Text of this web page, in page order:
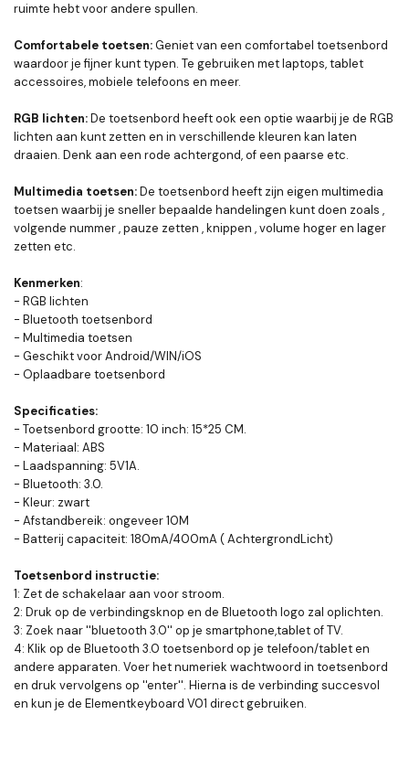
ruimte hebt voor andere spullen.
Comfortabele toetsen:Geniet van een comfortabel toetsenbord
waardoor je fijner kunt typen. Te gebruiken met laptops, tablet
accessoires, mobiele telefoons en meer.
RGB lichten:De toetsenbord heeft ook een optie waarbij je de RGB
lichten aan kunt zetten en in verschillende kleuren kan laten
draaien. Denk aan een rode achtergond, of een paarse etc.
Multimedia toetsen:De toetsenbord heeft zijn eigen multimedia
toetsen waarbij je sneller bepaalde handelingen kunt doen zoals ,
volgende nummer , pauze zetten , knippen , volume hoger en lager
zetten etc.
Kenmerken:
- RGB lichten
- Bluetooth toetsenbord
- Multimedia toetsen
- Geschikt voor Android/WIN/iOS
- Oplaadbare toetsenbord
Specificaties:
- Toetsenbord grootte: 10 inch: 15*25 CM.
- Materiaal: ABS
- Laadspanning: 5V1A.
- Bluetooth: 3.0.
- Kleur: zwart
- Afstandbereik: ongeveer 10M
- Batterij capaciteit: 180mA/400mA ( AchtergrondLicht)
Toetsenbord instructie:
1: Zet de schakelaar aan voor stroom.
2: Druk op de verbindingsknop en de Bluetooth logo zal oplichten.
3: Zoek naar ''bluetooth 3.0'' op je smartphone,tablet of TV.
4: Klik op de Bluetooth 3.0 toetsenbord op je telefoon/tablet en
andere apparaten. Voer het numeriek wachtwoord in toetsenbord
en druk vervolgens op ''enter''. Hierna is de verbinding succesvol
en kun je de Elementkeyboard V01 direct gebruiken.